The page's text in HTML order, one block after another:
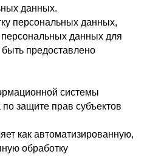
данных.
персональных данных,
данных для
предоставлено
системы
защите прав субъектов
как автоматизированную,
обработку